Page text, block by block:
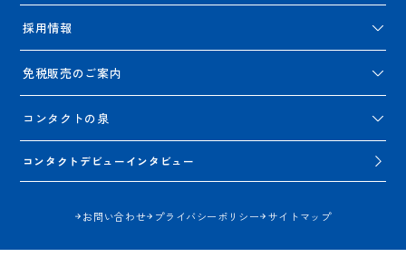
採用情報
免税販売のご案内
コンタクトの泉
コンタクトデビューインタビュー
お問い合わせ プライバシーポリシー サイトマップ